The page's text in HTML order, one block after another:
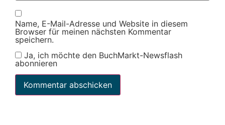
Name, E-Mail-Adresse und Website in diesem
Browser für meinen nächsten Kommentar
speichern.
Ja, ich möchte den BuchMarkt-Newsflash
abonnieren